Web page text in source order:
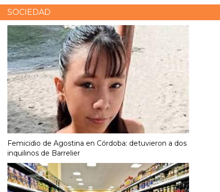
SOCIEDAD
Femicidio de Agostina en Córdoba: detuvieron a dos
inquilinos de Barrelier